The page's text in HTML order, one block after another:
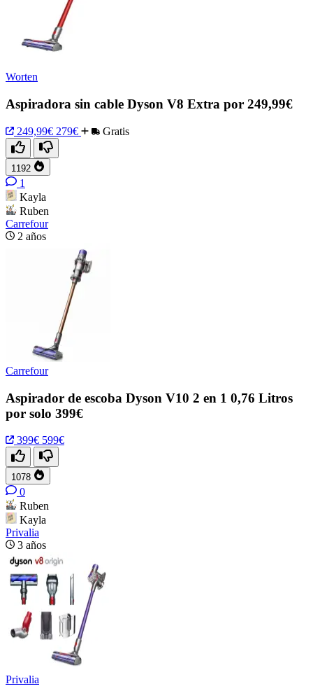
Worten
Aspiradora sin cable Dyson V8 Extra por 249,99€
249,99€ 279€ Gratis
1192
1
Kayla
Ruben
Carrefour
2 años
Carrefour
Aspirador de escoba Dyson V10 2 en 1 0,76 Litros
por solo 399€
399€ 599€
1078
0
Ruben
Kayla
Privalia
3 años
Privalia